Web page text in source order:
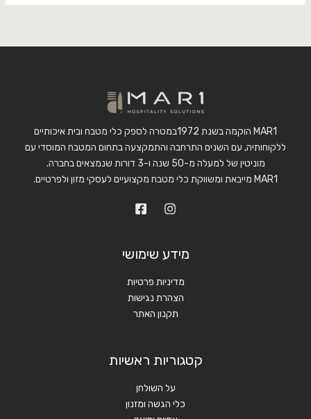
MAR1 הוקמה בשנת 1972במטרה לספק כלי מטבח ובית איכותיים
ללקוחותיה, עם השנים התרחבה והתמקצעה בתחום המטבח המוסדי עם
מוניטין של למעלה מ-50 שנה ו-3 דורות שנמצאים בחברה.
MAR1 מייבאת ומשווקת כלי מטבח מקצועיים לעסקי מזון ולפרטיים.
מידע שימושי
מדיניות פרטיות
הצהרת נגישות
תקנון האתר
קטגוריות ראשיות
על השולחן
כלי הגשה ומזנון